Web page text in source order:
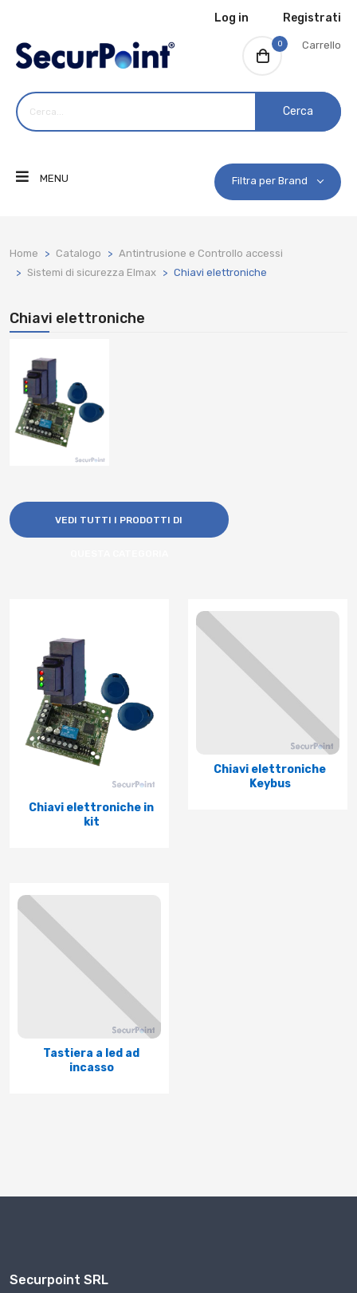
Log in Registrati
0 Carrello
Cerca
MENU Filtra per Brand
Home Catalogo
Antintrusione e Controllo accessi
Sistemi di sicurezza Elmax
Chiavi elettroniche
Chiavi elettroniche
VEDI TUTTI I PRODOTTI DI
Chiavi elettroniche in
kit
Chiavi elettroniche
Keybus
Tastiera a led ad
incasso
Securpoint SRL